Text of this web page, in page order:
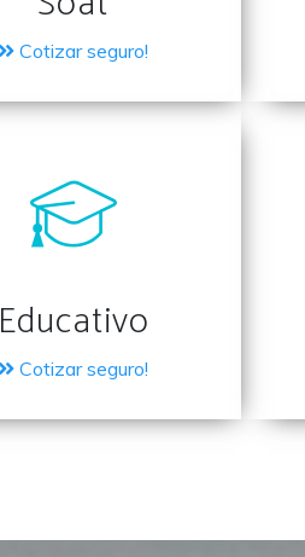
Cotizar seguro!
Educativo
Cotizar seguro!